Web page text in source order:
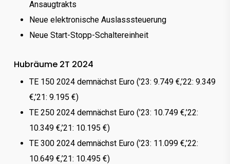
Ansaugtrakts
Neue elektronische Auslasssteuerung
Neue Start-Stopp-Schaltereinheit
Hubräume 2T 2024
TE 150 2024 demnächst Euro (’23: 9.749 €,’22: 9.349
€,’21: 9.195 €)
TE 250 2024 demnächst Euro (’23: 10.749 €,’22:
10.349 €,’21: 10.195 €)
TE 300 2024 demnächst Euro (’23: 11.099 €,’22:
10.649 €,’21: 10.495 €)